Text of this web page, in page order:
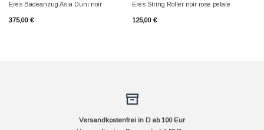
Eres Badeanzug Asia Duni noir
375,00 €
Eres String Roller noir rose petale
125,00 €
Versandkostenfrei in D ab 100 Eur